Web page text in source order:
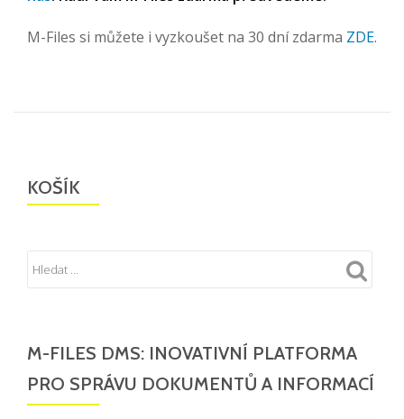
M-Files si můžete i vyzkoušet na 30 dní zdarma ZDE.
KOŠÍK
M-FILES DMS: INOVATIVNÍ PLATFORMA
PRO SPRÁVU DOKUMENTŮ A INFORMACÍ